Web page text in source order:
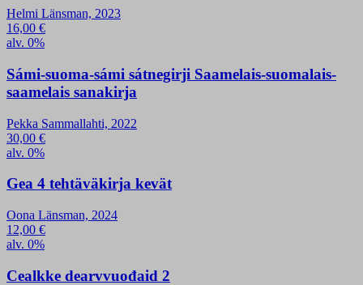
Helmi Länsman, 2023
16,00 €
alv. 0%
Sámi-suoma-sámi sátnegirji Saamelais-suomalais-
saamelais sanakirja
Pekka Sammallahti, 2022
30,00 €
alv. 0%
Gea 4 tehtäväkirja kevät
Oona Länsman, 2024
12,00 €
alv. 0%
Cealkke dearvvuođaid 2